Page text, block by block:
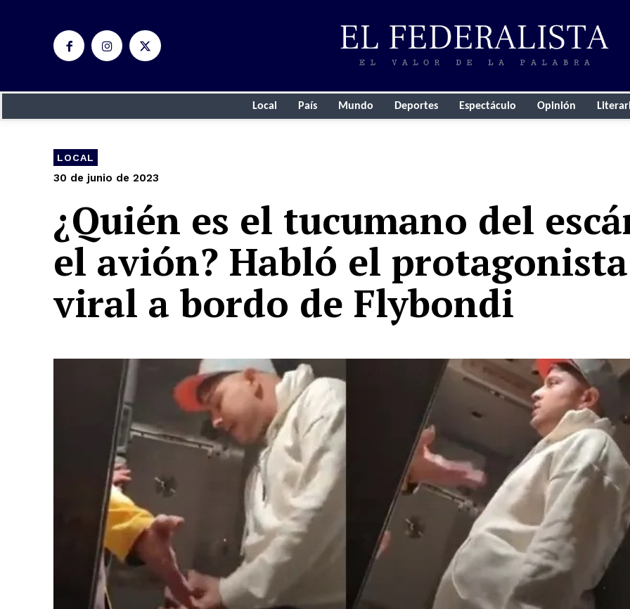
Local País Mundo Deportes Espectáculo Opinión
LOCAL
30 de junio de 2023
¿Quién es el tucumano del
el avión? Habló el
viral a bordo de Flybondi